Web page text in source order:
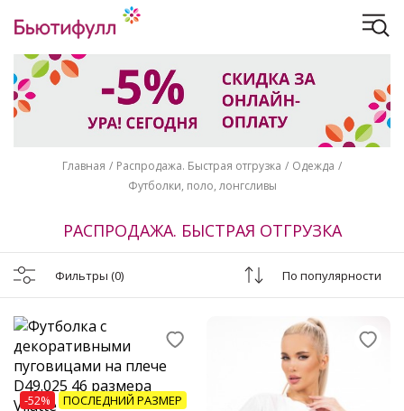
Главная Распродажа. Быстрая отгрузка
Одежда
Футболки, поло, лонгсливы
РАСПРОДАЖА. БЫСТРАЯ ОТГРУЗКА
Фильтры (0) По популярности
-52% ПОСЛЕДНИЙ РАЗМЕР